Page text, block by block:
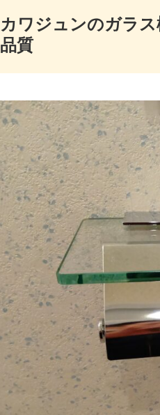
カワジュンのガラ
品質